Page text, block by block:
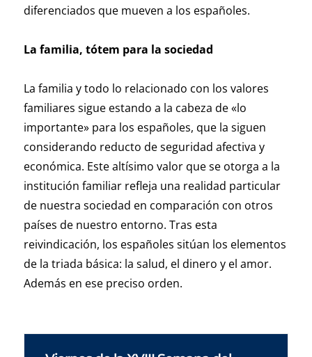
diferenciados que mueven a los españoles.
La familia, tótem para la sociedad
La familia y todo lo relacionado con los valores
familiares sigue estando a la cabeza de «lo
importante» para los españoles, que la siguen
considerando reducto de seguridad afectiva y
económica. Este altísimo valor que se otorga a la
institución familiar refleja una realidad particular
de nuestra sociedad en comparación con otros
países de nuestro entorno. Tras esta
reivindicación, los españoles sitúan los elementos
de la triada básica: la salud, el dinero y el amor.
Además en ese preciso orden.